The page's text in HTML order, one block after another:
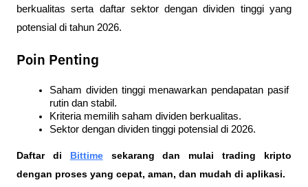
berkualitas serta daftar sektor dengan dividen tinggi yang
potensial di tahun 2026.
Poin Penting
Saham dividen tinggi menawarkan pendapatan pasif
rutin dan stabil.
Kriteria memilih saham dividen berkualitas.
Sektor dengan dividen tinggi potensial di 2026.
Daftar di Bittime sekarang dan mulai trading kripto
dengan proses yang cepat, aman, dan mudah di aplikasi.